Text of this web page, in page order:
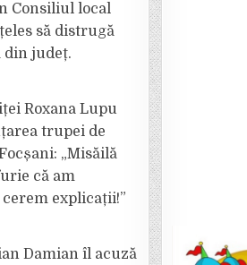
Consiliul local
să distrugă
din județ.
Roxana Lupu
trupei de
„Misăilă
că am
explicații!”
Damian îl acuză